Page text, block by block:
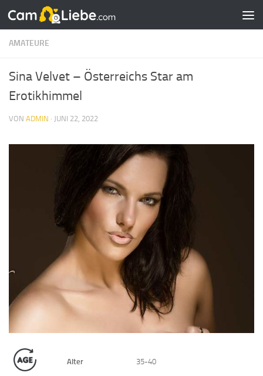
Zum Inhalt springen
AMATEURE
Sina Velvet – Österreichs Star am
Erotikhimmel
VON ADMIN · JUNI 22, 2022
Alter 35-40